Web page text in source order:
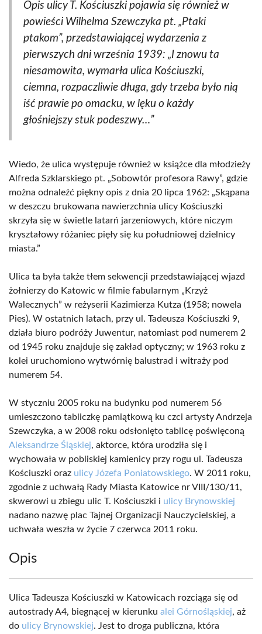
Opis ulicy T. Kościuszki pojawia się również w
powieści Wilhelma Szewczyka pt. „Ptaki
ptakom”, przedstawiającej wydarzenia z
pierwszych dni września 1939: „I znowu ta
niesamowita, wymarła ulica Kościuszki,
ciemna, rozpaczliwie długa, gdy trzeba było nią
iść prawie po omacku, w lęku o każdy
głośniejszy stuk podeszwy…”
Wiedo, że ulica występuje również w książce dla młodzieży
Alfreda Szklarskiego pt. „Sobowtór profesora Rawy”, gdzie
można odnaleźć piękny opis z dnia 20 lipca 1962: „Skąpana
w deszczu brukowana nawierzchnia ulicy Kościuszki
skrzyła się w świetle latarń jarzeniowych, które niczym
kryształowy różaniec pięły się ku południowej dzielnicy
miasta.”
Ulica ta była także tłem sekwencji przedstawiającej wjazd
żołnierzy do Katowic w filmie fabularnym „Krzyż
Walecznych” w reżyserii Kazimierza Kutza (1958; nowela
Pies). W ostatnich latach, przy ul. Tadeusza Kościuszki 9,
działa biuro podróży Juwentur, natomiast pod numerem 2
od 1945 roku znajduje się zakład optyczny; w 1963 roku z
kolei uruchomiono wytwórnię balustrad i witraży pod
numerem 54.
W styczniu 2005 roku na budynku pod numerem 56
umieszczono tabliczkę pamiątkową ku czci artysty Andrzeja
Szewczyka, a w 2008 roku odsłonięto tablicę poświęconą
Aleksandrze Śląskiej, aktorce, która urodziła się i
wychowała w pobliskiej kamienicy przy rogu ul. Tadeusza
Kościuszki oraz ulicy Józefa Poniatowskiego. W 2011 roku,
zgodnie z uchwałą Rady Miasta Katowice nr VIII/130/11,
skwerowi u zbiegu ulic T. Kościuszki i ulicy Brynowskiej
nadano nazwę plac Tajnej Organizacji Nauczycielskiej, a
uchwała weszła w życie 7 czerwca 2011 roku.
Opis
Ulica Tadeusza Kościuszki w Katowicach rozciąga się od
autostrady A4, biegnącej w kierunku alei Górnośląskiej, aż
do ulicy Brynowskiej. Jest to droga publiczna, która